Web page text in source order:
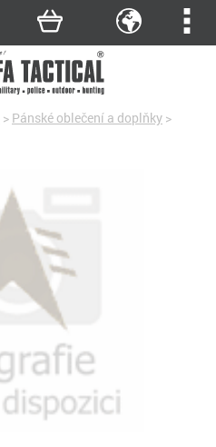
> Pánské oblečení a doplňky >